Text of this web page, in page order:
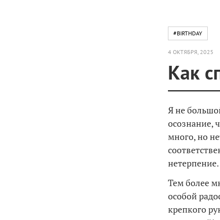
#BIRTHDAY
4 ОКТЯБРЯ, 2025
Как
Я не
осознание,
много, но
нетерпение.
Тем более
особой
крепкого